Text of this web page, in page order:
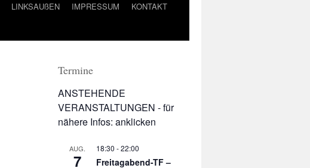
LINKSAUßEN IMPRESSUM
KONTAKT
Termine
ANSTEHENDE
VERANSTALTUNGEN - für
nähere Infos: anklicken
AUG.
7
18:30 -22:00
Freitagabend-TF –